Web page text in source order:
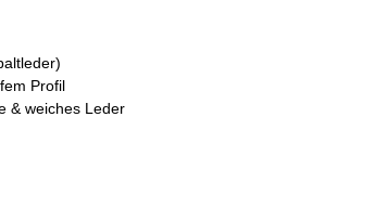
Profil
& weiches Leder